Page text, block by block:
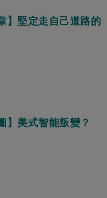
】堅定走自己道路的
】美式智能叛變？